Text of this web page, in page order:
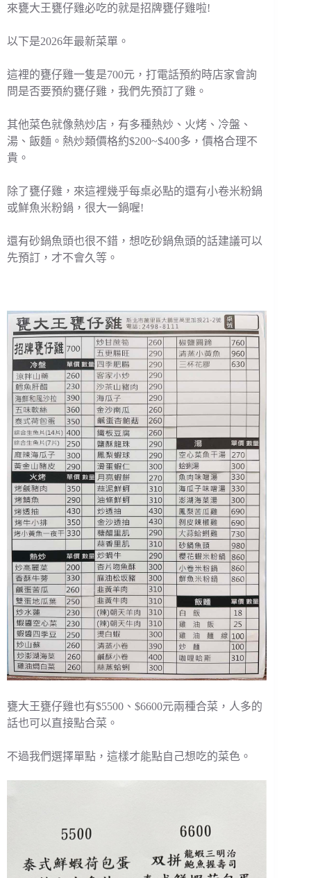
來甕大王甕仔雞必吃的就是招牌甕仔雞啦!
以下是2026年最新菜單。
這裡的甕仔雞一隻是700元，打電話預約時店家會詢
問是否要預約甕仔雞，我們先預訂了雞。
其他菜色就像熱炒店，有多種熱炒、火烤、冷盤、
湯、飯麵。熱炒類價格約$200~$400多，價格合理不
貴。
除了甕仔雞，來這裡幾乎每桌必點的還有小卷米粉鍋
或鮮魚米粉鍋，很大一鍋喔!
還有砂鍋魚頭也很不錯，想吃砂鍋魚頭的話建議可以
先預訂，才不會久等。
甕大王甕仔雞也有$5500、$6600元兩種合菜，人多的
話也可以直接點合菜。
不過我們選擇單點，這樣才能點自己想吃的菜色。